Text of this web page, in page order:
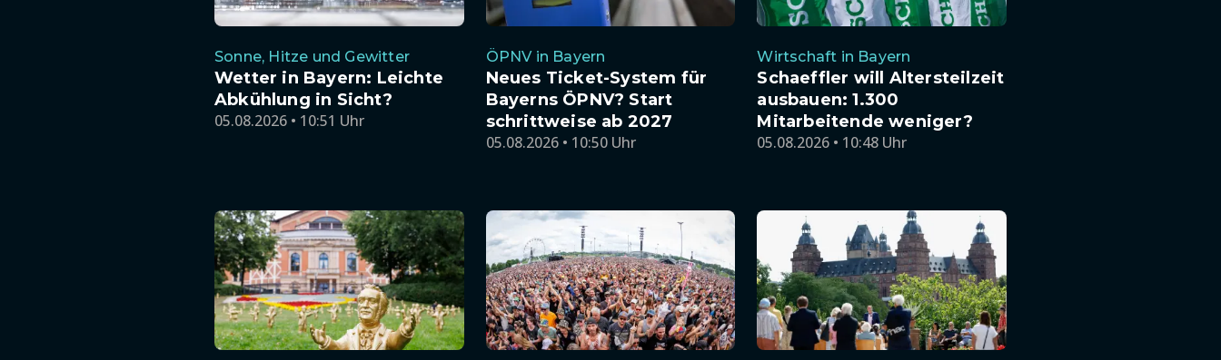
Sonne, Hitze und Gewitter
Wetter in Bayern: Leichte
Abkühlung in Sicht?
05.08.2026 • 10:51 Uhr
ÖPNV in Bayern
Neues Ticket-System für
Bayerns ÖPNV? Start
schrittweise ab 2027
05.08.2026 • 10:50 Uhr
Wirtschaft in Bayern
Schaeffler will Altersteilzeit
ausbauen: 1.300
Mitarbeitende weniger?
05.08.2026 • 10:48 Uhr